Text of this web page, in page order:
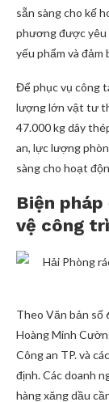
sẵn sàng cho kế
phương được yêu
yếu phẩm và
Để phục vụ công
lượng lớn vật tư
47.000 kg dây
an, lực lượng
sàng cho hoạt
Biện
vệ công
Theo Văn bản số
Hoàng Minh
Công an TP. và
định. Các doanh
hàng xăng dầu